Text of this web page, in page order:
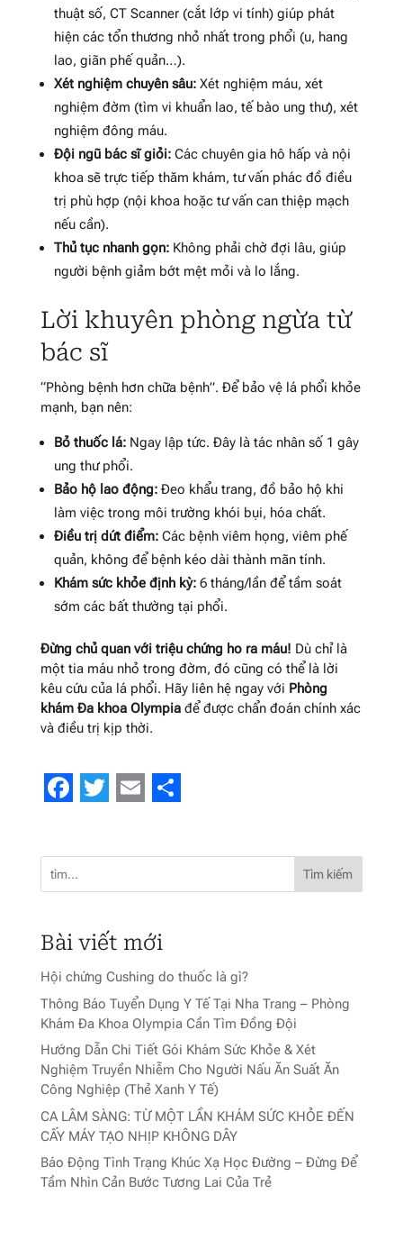
thuật số, CT Scanner (cắt lớp vi tính) giúp phát
hiện các tổn thương nhỏ nhất trong phổi (u, hang
lao, giãn phế quản…).
Xét nghiệm chuyên sâu:Xét nghiệm máu, xét
nghiệm đờm (tìm vi khuẩn lao, tế bào ung thư), xét
nghiệm đông máu.
Đội ngũ bác sĩ giỏi:Các chuyên gia hô hấp và nội
khoa sẽ trực tiếp thăm khám, tư vấn phác đồ điều
trị phù hợp (nội khoa hoặc tư vấn can thiệp mạch
nếu cần).
Thủ tục nhanh gọn:Không phải chờ đợi lâu, giúp
người bệnh giảm bớt mệt mỏi và lo lắng.
Lời khuyên phòng ngừa từ
bác sĩ
“Phòng bệnh hơn chữa bệnh”. Để bảo vệ lá phổi khỏe
mạnh, bạn nên:
Bỏ thuốc lá:Ngay lập tức. Đây là tác nhân số 1 gây
ung thư phổi.
Bảo hộ lao động:Đeo khẩu trang, đồ bảo hộ khi
làm việc trong môi trường khói bụi, hóa chất.
Điều trị dứt điểm:Các bệnh viêm họng, viêm phế
quản, không để bệnh kéo dài thành mãn tính.
Khám sức khỏe định kỳ:6 tháng/lần để tầm soát
sớm các bất thường tại phổi.
Đừng chủ quan với triệu chứng ho ra máu! Dù chỉ là
một tia máu nhỏ trong đờm, đó cũng có thể là lời
kêu cứu của lá phổi. Hãy liên hệ ngay với Phòng
khám Đa khoa Olympiađể được chẩn đoán chính xác
và điều trị kịp thời.
Tìm kiếm
Bài viết mới
Hội chứng Cushing do thuốc là gì?
Thông Báo Tuyển Dụng Y Tế Tại Nha Trang – Phòng
Khám Đa Khoa Olympia Cần Tìm Đồng Đội
Hướng Dẫn Chi Tiết Gói Khám Sức Khỏe & Xét
Nghiệm Truyền Nhiễm Cho Người Nấu Ăn Suất Ăn
Công Nghiệp (Thẻ Xanh Y Tế)
CA LÂM SÀNG: TỪ MỘT LẦN KHÁM SỨC KHỎE ĐẾN
CẤY MÁY TẠO NHỊP KHÔNG DÂY
Báo Động Tình Trạng Khúc Xạ Học Đường – Đừng Để
Tầm Nhìn Cản Bước Tương Lai Của Trẻ